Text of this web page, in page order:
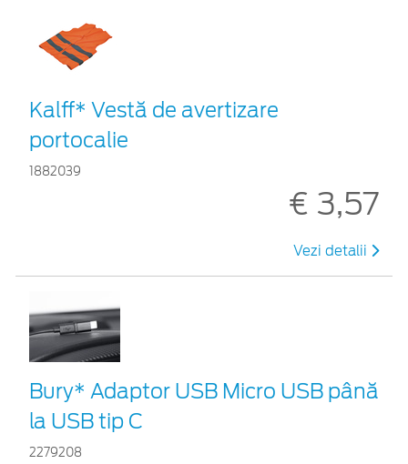
Kalff* Vestă de avertizare
portocalie
1882039
€ 3,57
Vezi detalii
Bury* Adaptor USB Micro USB până
la USB tip C
2279208